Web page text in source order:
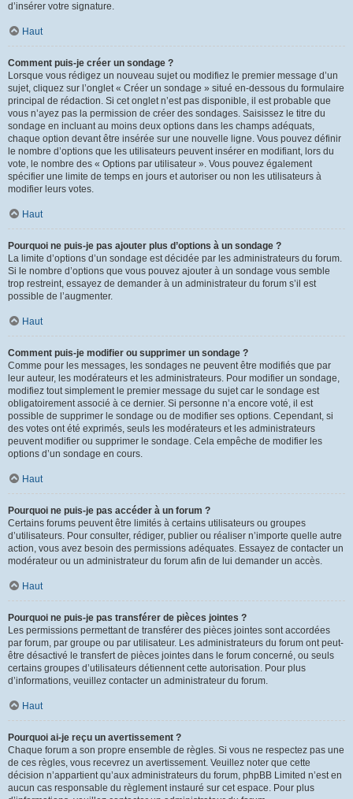
d’insérer votre signature.
Haut
Comment puis-je créer un sondage ?
Lorsque vous rédigez un nouveau sujet ou modifiez le premier message d’un
sujet, cliquez sur l’onglet « Créer un sondage » situé en-dessous du formulaire
principal de rédaction. Si cet onglet n’est pas disponible, il est probable que
vous n’ayez pas la permission de créer des sondages. Saisissez le titre du
sondage en incluant au moins deux options dans les champs adéquats,
chaque option devant être insérée sur une nouvelle ligne. Vous pouvez définir
le nombre d’options que les utilisateurs peuvent insérer en modifiant, lors du
vote, le nombre des « Options par utilisateur ». Vous pouvez également
spécifier une limite de temps en jours et autoriser ou non les utilisateurs à
modifier leurs votes.
Haut
Pourquoi ne puis-je pas ajouter plus d’options à un sondage ?
La limite d’options d’un sondage est décidée par les administrateurs du forum.
Si le nombre d’options que vous pouvez ajouter à un sondage vous semble
trop restreint, essayez de demander à un administrateur du forum s’il est
possible de l’augmenter.
Haut
Comment puis-je modifier ou supprimer un sondage ?
Comme pour les messages, les sondages ne peuvent être modifiés que par
leur auteur, les modérateurs et les administrateurs. Pour modifier un sondage,
modifiez tout simplement le premier message du sujet car le sondage est
obligatoirement associé à ce dernier. Si personne n’a encore voté, il est
possible de supprimer le sondage ou de modifier ses options. Cependant, si
des votes ont été exprimés, seuls les modérateurs et les administrateurs
peuvent modifier ou supprimer le sondage. Cela empêche de modifier les
options d’un sondage en cours.
Haut
Pourquoi ne puis-je pas accéder à un forum ?
Certains forums peuvent être limités à certains utilisateurs ou groupes
d’utilisateurs. Pour consulter, rédiger, publier ou réaliser n’importe quelle autre
action, vous avez besoin des permissions adéquates. Essayez de contacter un
modérateur ou un administrateur du forum afin de lui demander un accès.
Haut
Pourquoi ne puis-je pas transférer de pièces jointes ?
Les permissions permettant de transférer des pièces jointes sont accordées
par forum, par groupe ou par utilisateur. Les administrateurs du forum ont peut-
être désactivé le transfert de pièces jointes dans le forum concerné, ou seuls
certains groupes d’utilisateurs détiennent cette autorisation. Pour plus
d’informations, veuillez contacter un administrateur du forum.
Haut
Pourquoi ai-je reçu un avertissement ?
Chaque forum a son propre ensemble de règles. Si vous ne respectez pas une
de ces règles, vous recevrez un avertissement. Veuillez noter que cette
décision n’appartient qu’aux administrateurs du forum, phpBB Limited n’est en
aucun cas responsable du règlement instauré sur cet espace. Pour plus